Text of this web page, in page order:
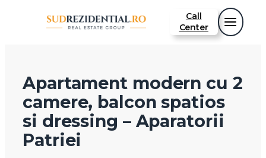
Call
Center
Apartament modern cu 2
camere, balcon spatios
si dressing – Aparatorii
Patriei